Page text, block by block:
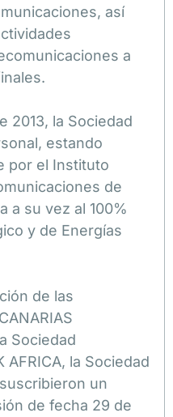
así
a
2013, la Sociedad
estando
por el Instituto
de
a su vez al 100%
y de Energías
de las
Sociedad
AFRICA, la Sociedad
un
de fecha 29 de